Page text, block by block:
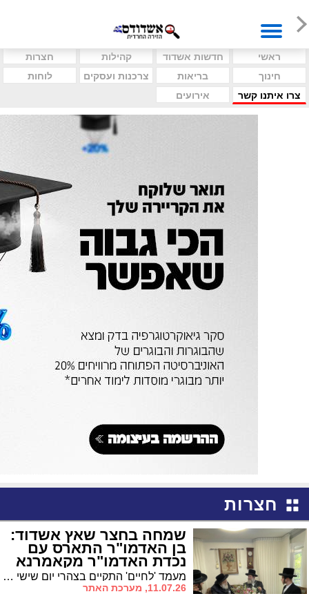
ראשי חדשות אשדוד קהילות
חצרות
חינוך
בריאות צרכנות ועסקים
לוחות
צרו איתנו קשר
אירועים
חצרות
שמחה בחצר שאץ אשדוד:
בן האדמו"ר התארס עם
נכדת האדמו"ר מקאמרנא
מעמד 'לחיים' התקיים בצהרי יום שישי האחרון בחצר שאץ אשדוד לרגל קשרי השידוכין בין חצרות הקודש שאץ, קאמרנא וצאנז-זימיגראד. החתן הוא הבה"ח משה מאיר מוסקוביץ, בנו של האדמו"ר משאץ אשדוד
11.07.26, מערכת האתר